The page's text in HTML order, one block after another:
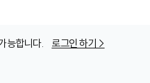
능합니다.
로그인 하기 >